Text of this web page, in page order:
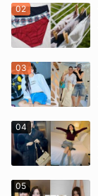
02
03
04
05